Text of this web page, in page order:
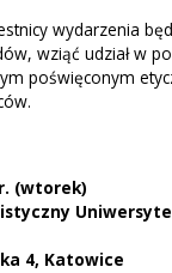
wydarzenia
wziąć udział w
poświęconym
(wtorek)
4, Katowice